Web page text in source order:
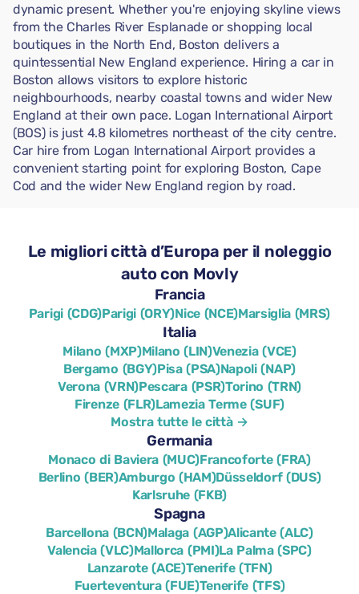
dynamic present. Whether you're enjoying skyline views
from the Charles River Esplanade or shopping local
boutiques in the North End, Boston delivers a
quintessential New England experience. Hiring a car in
Boston allows visitors to explore historic
neighbourhoods, nearby coastal towns and wider New
England at their own pace. Logan International Airport
(BOS) is just 4.8 kilometres northeast of the city centre.
Car hire from Logan International Airport provides a
convenient starting point for exploring Boston, Cape
Cod and the wider New England region by road.
Le migliori città d’Europa per il noleggio
auto con Movly
Francia
Parigi (CDG)Parigi (ORY)Nice (NCE)Marsiglia (MRS)
Italia
Milano (MXP)Milano (LIN)Venezia (VCE)
Bergamo (BGY)Pisa (PSA)Napoli (NAP)
Verona (VRN)Pescara (PSR)Torino (TRN)
Firenze (FLR)Lamezia Terme (SUF)
Mostra tutte le città →
Germania
Monaco di Baviera (MUC)Francoforte (FRA)
Berlino (BER)Amburgo (HAM)Düsseldorf (DUS)
Karlsruhe (FKB)
Spagna
Barcellona (BCN)Malaga (AGP)Alicante (ALC)
Valencia (VLC)Mallorca (PMI)La Palma (SPC)
Lanzarote (ACE)Tenerife (TFN)
Fuerteventura (FUE)Tenerife (TFS)